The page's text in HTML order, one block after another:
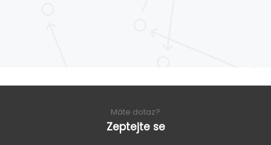
Máte dotaz?
Zeptejte se